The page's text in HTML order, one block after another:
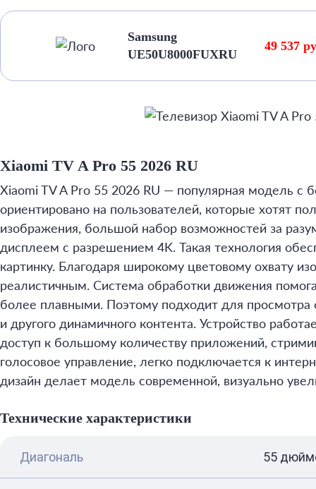
Samsung
UE50U8000FUXRU
49 537
Xiaomi TV A Pro 55 2026 RU
Xiaomi TV A Pro 55 2026 RU — популярная модель с
ориентировано на пользователей, которые хотят
изображения, большой набор возможностей за
дисплеем с разрешением 4K. Такая технология
картинку. Благодаря широкому цветовому охвату
реалистичным. Система обработки движения
более плавными. Поэтому подходит для просмотра
и другого динамичного контента. Устройство
доступ к большому количеству приложений,
голосовое управление, легко подключается к
дизайн делает модель современной, визуально
Технические характеристики
Диагональ 55